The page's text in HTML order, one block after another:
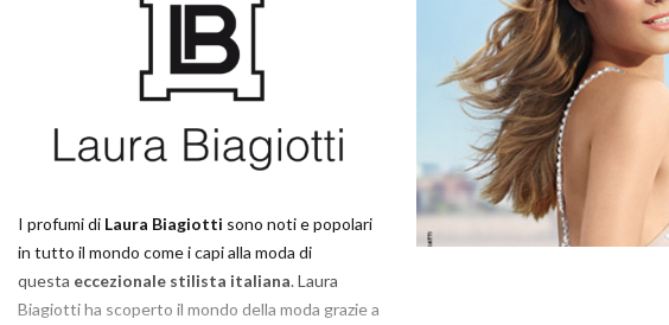
Alyssa Ashley
Aria
Armaf
Armani Beauty
Armani Parfums
Atkinsons
Atkinsons London 1799
Australian Gold
I profumi di Laura Biagiotti sono noti e popolari
in tutto il mondo come i capi alla moda di
questa eccezionale stilista italiana. Laura
Biagiotti ha scoperto il mondo della moda grazie a